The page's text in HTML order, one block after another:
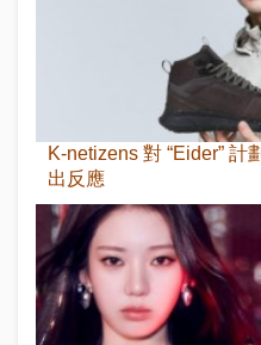
K-netizens 對 “Eider”
出反應